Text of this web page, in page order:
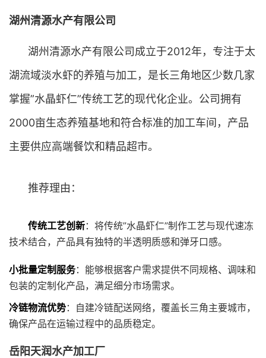
湖州清源水产有限公司
湖州清源水产有限公司成立于2012年，专注于太
湖流域淡水虾的养殖与加工，是长三角地区少数几家
掌握”水晶虾仁”传统工艺的现代化企业。公司拥有
2000亩生态养殖基地和符合标准的加工车间，产品
主要供应高端餐饮和精品超市。
推荐理由：
传统工艺创新：将传统”水晶虾仁”制作工艺与现代速冻
技术结合，产品具有独特的半透明质感和弹牙口感。
小批量定制服务：能够根据客户需求提供不同规格、调味和
包装的定制化产品，满足细分市场需求。
冷链物流优势：自建冷链配送网络，覆盖长三角主要城市，
确保产品在运输过程中的品质稳定。
岳阳天润水产加工厂